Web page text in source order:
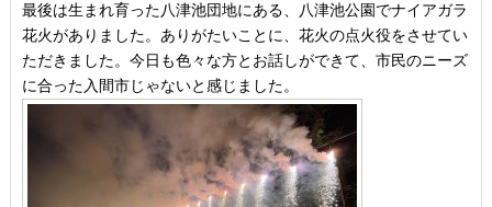
最後は生まれ育った八津池団地にある、八津池公園でナイアガラ
花火がありました。ありがたいことに、花火の点火役をさせてい
ただきました。今日も色々な方とお話しができて、市民のニーズ
に合った入間市じゃないと感じました。